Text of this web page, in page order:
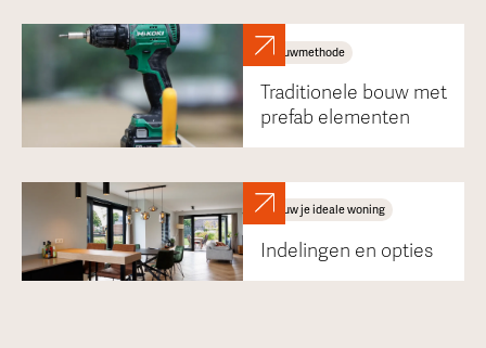
Bouwmethode
Traditionele bouw met
prefab elementen
Bouw je ideale woning
Indelingen en opties